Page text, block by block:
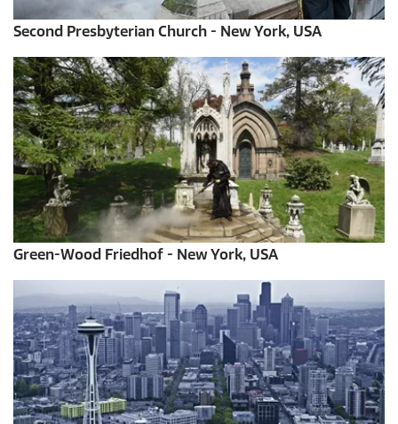
Second Presbyterian Church - New York, USA
Green-Wood Friedhof - New York, USA